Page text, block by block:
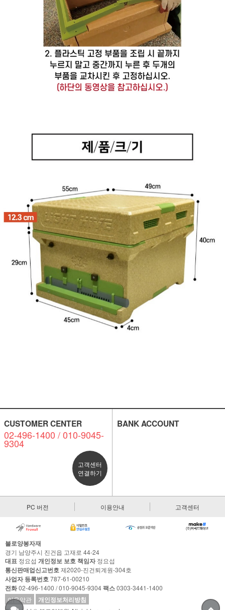
CUSTOMER CENTER
02-496-1400 / 010-9045-
9304
고객센터
연결하기
BANK ACCOUNT
PC 버전 이용안내 고객센터
불로양봉자재
경기 남양주시 진건읍 고재로 44-24
대표 정요섭 개인정보 보호 책임자정요섭
통신판매업신고번호제2020-진건퇴계원-304호
사업자 등록번호787-61-00210
전화02-496-1400 / 010-9045-9304팩스0303-3441-1400
이용약관
개인정보처리방침